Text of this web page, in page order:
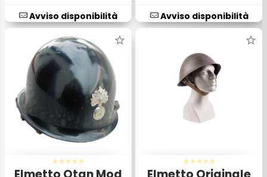
Avviso disponibilità Avviso disponibilità